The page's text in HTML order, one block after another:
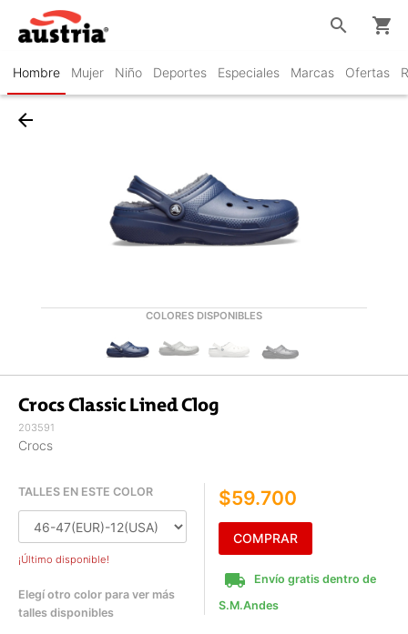
Hombre Mujer Niño Deportes Especiales Marcas Ofertas
search shopping_cart
COLORES DISPONIBLES
arrow_back
Crocs Classic Lined Clog
203591
Crocs
TALLES EN ESTE COLOR
¡Último disponible!
Elegí otro color para ver más
talles disponibles
$59.700
COMPRAR
local_shipping
Envío gratis dentro de
S.M.Andes